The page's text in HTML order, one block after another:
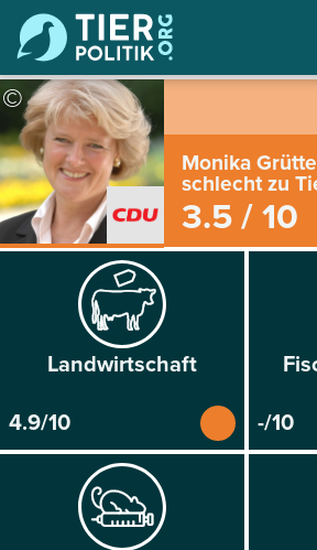
©
Monika
schlecht zu
3.5 / 10
Land­wirtschaft
4.9/10
-/10